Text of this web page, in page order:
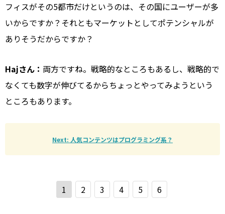
フィスがその5都市だけというのは、その国にユーザーが多
いからですか？それともマーケットとしてポテンシャルが
ありそうだからですか？
Hajさん： 両方ですね。戦略的なところもあるし、戦略的で
なくても数字が伸びてるからちょっとやってみようという
ところもあります。
Next: 人気コンテンツはプログラミング系？
1 2 3 4 5 6